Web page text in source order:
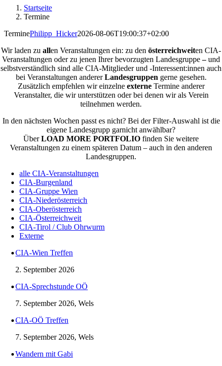
Startseite
Termine
TerminePhilipp_Hicker2026-08-06T19:00:37+02:00
Wir laden zu allen Veranstaltungen ein: zu den österreichweiten CIA-
Veranstaltungen oder zu jenen Ihrer bevorzugten Landesgruppe–und
selbstverständlich sind alle CIA-Mitglieder und -Interessent:innen auch
bei Veranstaltungen andererLandesgruppen gerne gesehen.
Zusätzlich empfehlen wir einzelne externeTermine anderer
Veranstalter, die wir unterstützen oder bei denen wir als Verein
teilnehmen werden.
In den nächsten Wochen passt es nicht? Bei der Filter-Auswahl ist die
eigene Landesgrupp garnicht anwählbar?
ÜberLOAD MORE PORTFOLIO finden Sie weitere
Veranstaltungen zu einem späteren Datum – auch in den anderen
Landesgruppen.
alle CIA-Veranstaltungen
CIA-Burgenland
CIA-Gruppe Wien
CIA-Niederösterreich
CIA-Oberösterreich
CIA-Österreichweit
CIA-Tirol / Club Ohrwurm
Externe
CIA-Wien Treffen
2. September 2026
CIA-Sprechstunde OÖ
7. September 2026, Wels
CIA-OÖ Treffen
7. September 2026, Wels
Wandern mit Gabi